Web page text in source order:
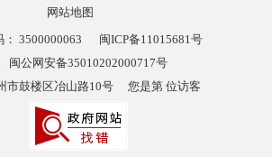
网站地图
： 3500000063
闽ICP备11015681号
闽公网安备35010202000717号
市鼓楼区冶山路10号
您是第 位访客